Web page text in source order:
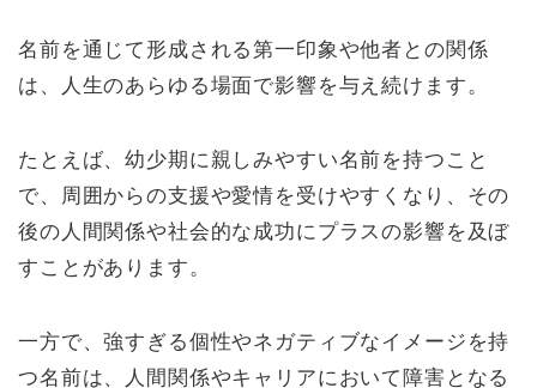
名前を通じて形成される第一印象や他者との関係
は、人生のあらゆる場面で影響を与え続けます。
たとえば、幼少期に親しみやすい名前を持つこと
で、周囲からの支援や愛情を受けやすくなり、その
後の人間関係や社会的な成功にプラスの影響を及ぼ
すことがあります。
一方で、強すぎる個性やネガティブなイメージを持
つ名前は、人間関係やキャリアにおいて障害となる